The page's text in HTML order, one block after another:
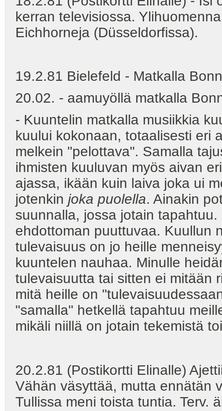
kerran televisiossa.
Eichhorneja (Düsseldorfissa).
19.2.81 Bielefeld - Matkalla
20.02. - aamuyöllä matkalla
- Kuuntelin matkalla musiikkia
kuului kokonaan, totaalisesti eri
melkein "pelottava". Samalla
ihmisten kuuluvan myös aivan
ajassa, ikään kuin laiva joka ui
jotenkin joka puolella. Ainakin
suunnalla, jossa jotain
ehdottoman puuttuvaa. Kuullun
tulevaisuus on jo heille
kuuntelen nauhaa. Minulle
tulevaisuutta tai sitten ei mitään
mitä heille on
"samalla" hetkellä tapahtuu
mikäli niillä on jotain tekemistä
20.2.81 (Postikortti Elinalle)
Vähän väsyttää, mutta ennätän
Tullissa meni toista tuntia. Terv.